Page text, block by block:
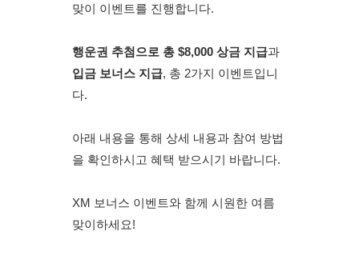
맞이 이벤트를 진행합니다.
행운권 추첨으로 총 $8,000 상금 지급
입금 보너스 지급, 총 2가지 이벤트입니
다.
아래 내용을 통해 상세 내용과 참여 방법
을 확인하시고 혜택 받으시기 바랍니다.
XM 보너스 이벤트와 함께 시원한 여름
맞이하세요!